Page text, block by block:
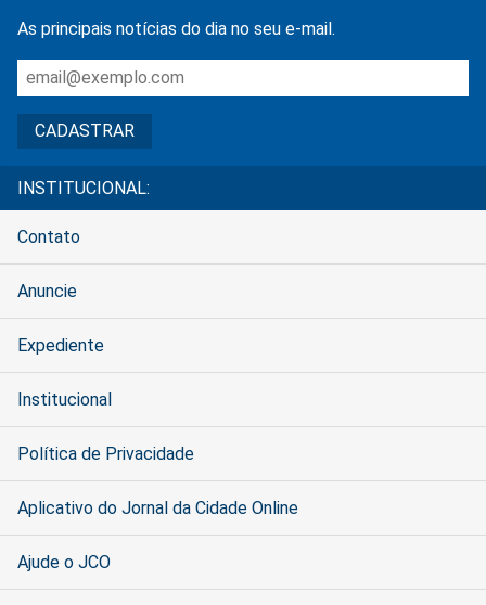
As principais notícias do dia no seu e-mail.
INSTITUCIONAL:
Contato
Anuncie
Expediente
Institucional
Política de Privacidade
Aplicativo do Jornal da Cidade Online
Ajude o JCO